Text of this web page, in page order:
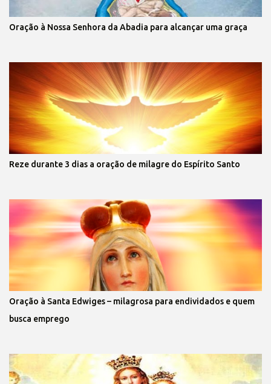
Oração à Nossa Senhora da Abadia para alcançar uma graça
Reze durante 3 dias a oração de milagre do Espírito Santo
Oração à Santa Edwiges – milagrosa para endividados e quem
busca emprego